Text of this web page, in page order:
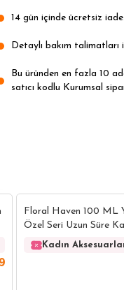
14 gün içinde ücretsiz
Detaylı bakım
Bu üründen en fazla 10
satıcı kodlu Kurumsal
Floral Haven 100 ML
Özel Seri Uzun Süre
Kadın